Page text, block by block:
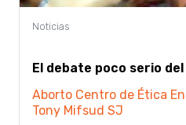
El debate poco serio
Aborto Centro de Ética
Tony Mifsud SJ